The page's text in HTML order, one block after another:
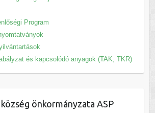
Program
és kapcsolódó anyagok (TAK, TKR)
önkormányzata ASP